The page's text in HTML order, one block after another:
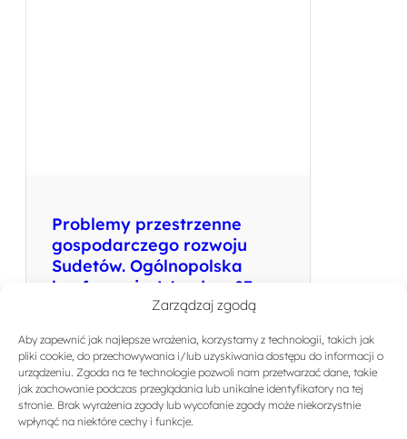
Zarządzaj zgodą
Aby zapewnić jak najlepsze wrażenia, korzystamy z technologii, takich jak
pliki cookie, do przechowywania i/lub uzyskiwania dostępu do informacji o
urządzeniu. Zgoda na te technologie pozwoli nam przetwarzać dane, takie
jak zachowanie podczas przeglądania lub unikalne identyfikatory na tej
stronie. Brak wyrażenia zgody lub wycofanie zgody może niekorzystnie
wpłynąć na niektóre cechy i funkcje.
Problemy przestrzenne
gospodarczego rozwoju
Sudetów. Ogólnopolska
konferencja. Wrocław 27-
Autor: Jankowski Tadeusz (oprac),
Bohdanowicz Jerzy (oprac)
Więcej…